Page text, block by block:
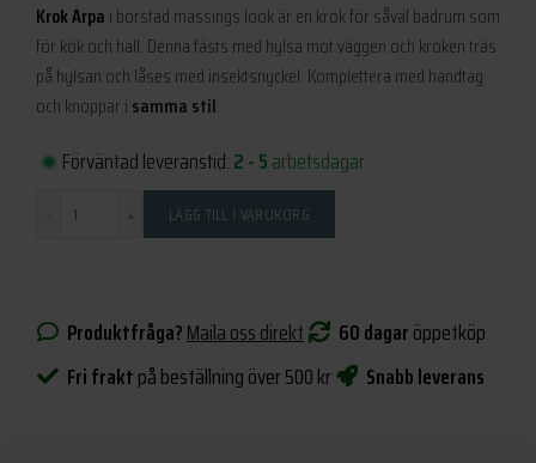
Krok Arpa i borstad mässings look är en krok för såväl badrum som
för kök och hall. Denna fästs med hylsa mot väggen och kroken träs
på hylsan och låses med insektsnyckel. Komplettera med handtag
och knoppar i samma stil.
Förväntad leveranstid:2 - 5arbetsdagar
LÄGG TILL I VARUKORG
Produktfråga?Maila oss direkt 60 dagaröppetköp
Fri fraktpå beställning över 500 kr Snabb leverans